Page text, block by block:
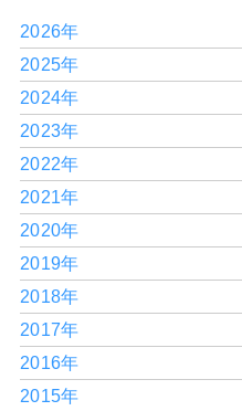
2026年
2025年
2024年
2023年
2022年
2021年
2020年
2019年
2018年
2017年
2016年
2015年